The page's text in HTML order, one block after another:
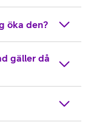
öka den?
gäller då